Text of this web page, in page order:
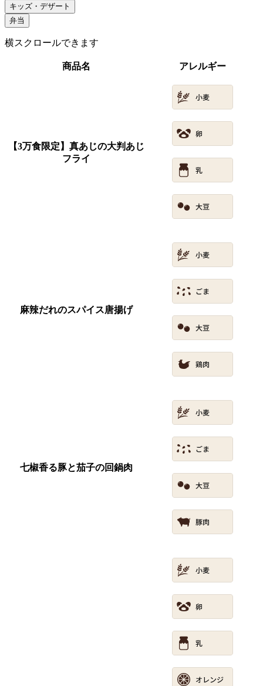
キッズ・デザート
弁当
横スクロールできます
商品名 アレルギー
【3万食限定】真あじの大判あじ
フライ
麻辣だれのスパイス唐揚げ
七椒香る豚と茄子の回鍋肉